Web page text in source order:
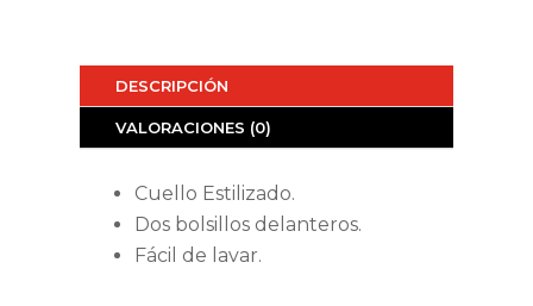
DESCRIPCIÓN
VALORACIONES (0)
Cuello Estilizado.
Dos bolsillos delanteros.
Fácil de lavar.